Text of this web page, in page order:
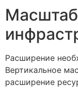
Расширение
Вертикальное
расширение